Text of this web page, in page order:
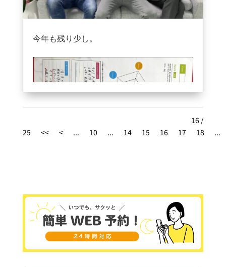
今年も残り少し。
16 /
25
<< < ... 10 ... 14 15 16 17 18 ...